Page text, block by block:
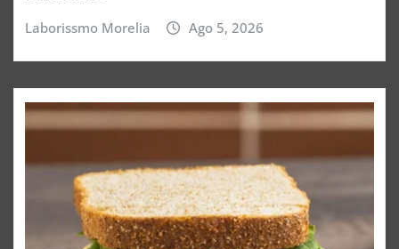
Laborissmo Morelia Ago 5, 2026